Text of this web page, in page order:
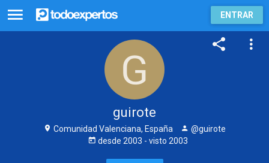
ENTRAR
guirote
Comunidad Valenciana, España
@guirote
desde 2003 - visto 2003